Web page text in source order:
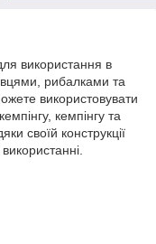
використання в
рибалками та
використовувати
кемпінгу та
своїй конструкції